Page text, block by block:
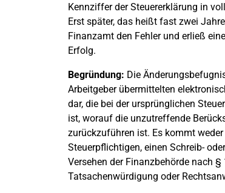
Kennziffer der Steuererklärung in
Erst später, das heißt fast zwei
Finanzamt den Fehler und erließ
Erfolg.
Begründung: Die
Arbeitgeber übermittelten
dar, die bei der ursprünglichen
ist, worauf die unzutreffende
zurückzuführen ist. Es kommt
Steuerpflichtigen, einen Schreib-
Versehen der Finanzbehörde nach
Tatsachenwürdigung oder